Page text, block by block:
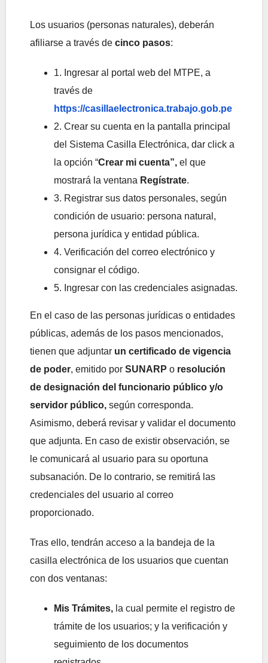
Los usuarios (personas naturales), deberán
afiliarse a través de cinco pasos:
1. Ingresar al portal web del MTPE, a
través de
https://casillaelectronica.trabajo.gob.pe
2. Crear su cuenta en la pantalla principal
del Sistema Casilla Electrónica, dar click a
la opción “Crear mi cuenta”, el que
mostrará la ventana Regístrate.
3. Registrar sus datos personales, según
condición de usuario: persona natural,
persona jurídica y entidad pública.
4. Verificación del correo electrónico y
consignar el código.
5. Ingresar con las credenciales asignadas.
En el caso de las personas jurídicas o entidades
públicas, además de los pasos mencionados,
tienen que adjuntar un certificado de vigencia
de poder, emitido por SUNARP o resolución
de designación del funcionario público y/o
servidor público, según corresponda.
Asimismo, deberá revisar y validar el documento
que adjunta. En caso de existir observación, se
le comunicará al usuario para su oportuna
subsanación. De lo contrario, se remitirá las
credenciales del usuario al correo
proporcionado.
Tras ello, tendrán acceso a la bandeja de la
casilla electrónica de los usuarios que cuentan
con dos ventanas:
Mis Trámites, la cual permite el registro de
trámite de los usuarios; y la verificación y
seguimiento de los documentos